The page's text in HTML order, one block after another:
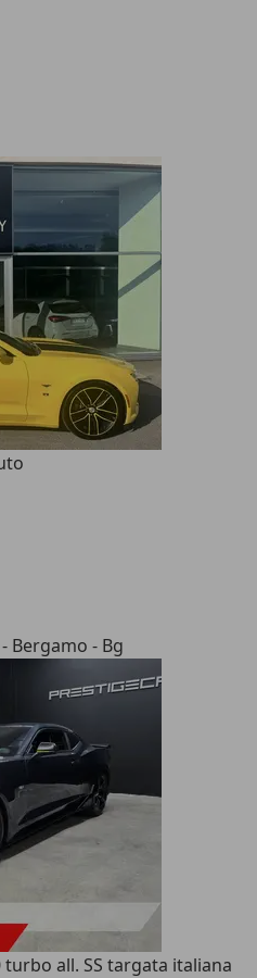
Bergamo - Bg
turbo all. SS targata italiana